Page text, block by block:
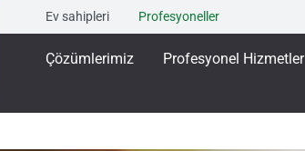
Ev sahipleri Profesyoneller
Çözümlerimiz Profesyonel Hizmetler